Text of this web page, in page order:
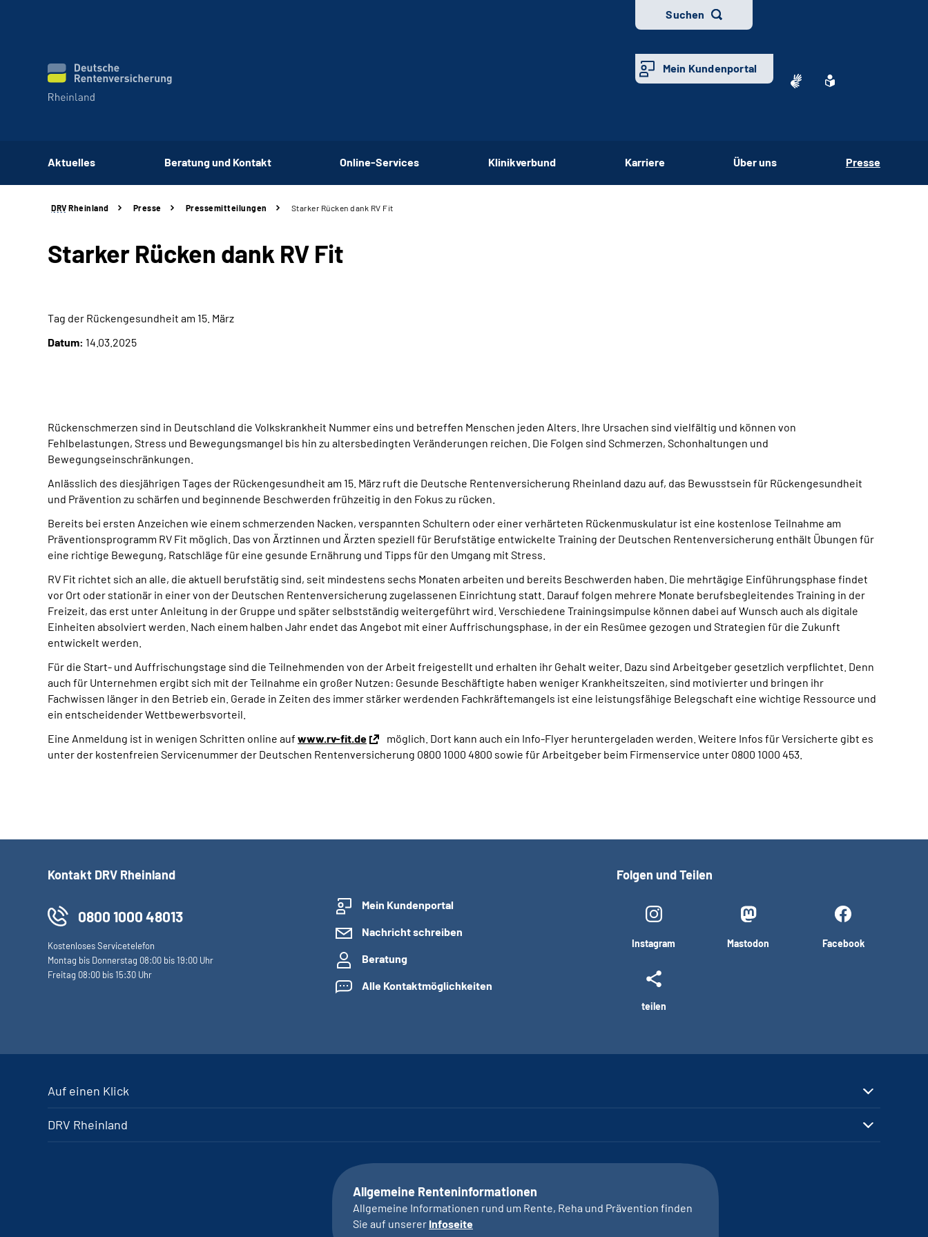
Suchen
Mein Kundenportal
Aktuelles Beratung und Kontakt Online-Services Klinikverbund Karriere Über uns Presse
DRV Rheinland Presse Pressemitteilungen Starker Rücken dank RV Fit
Starker Rücken dank RV Fit
Tag der Rückengesundheit am 15. März
Datum: 14.03.2025
Rückenschmerzen sind in Deutschland die Volkskrankheit Nummer eins und betreffen Menschen jeden Alters. Ihre Ursachen sind vielfältig und können von
Fehlbelastungen, Stress und Bewegungsmangel bis hin zu altersbedingten Veränderungen reichen. Die Folgen sind Schmerzen, Schonhaltungen und
Bewegungseinschränkungen.
Anlässlich des diesjährigen Tages der Rückengesundheit am 15. März ruft die Deutsche Rentenversicherung Rheinland dazu auf, das Bewusstsein für Rückengesundheit
und Prävention zu schärfen und beginnende Beschwerden frühzeitig in den Fokus zu rücken.
Bereits bei ersten Anzeichen wie einem schmerzenden Nacken, verspannten Schultern oder einer verhärteten Rückenmuskulatur ist eine kostenlose Teilnahme am
Präventionsprogramm RV Fit möglich. Das von Ärztinnen und Ärzten speziell für Berufstätige entwickelte Training der Deutschen Rentenversicherung enthält Übungen für
eine richtige Bewegung, Ratschläge für eine gesunde Ernährung und Tipps für den Umgang mit Stress.
RV Fit richtet sich an alle, die aktuell berufstätig sind, seit mindestens sechs Monaten arbeiten und bereits Beschwerden haben. Die mehrtägige Einführungsphase findet
vor Ort oder stationär in einer von der Deutschen Rentenversicherung zugelassenen Einrichtung statt. Darauf folgen mehrere Monate berufsbegleitendes Training in der
Freizeit, das erst unter Anleitung in der Gruppe und später selbstständig weitergeführt wird. Verschiedene Trainingsimpulse können dabei auf Wunsch auch als digitale
Einheiten absolviert werden. Nach einem halben Jahr endet das Angebot mit einer Auffrischungsphase, in der ein Resümee gezogen und Strategien für die Zukunft
entwickelt werden.
Für die Start- und Auffrischungstage sind die Teilnehmenden von der Arbeit freigestellt und erhalten ihr Gehalt weiter. Dazu sind Arbeitgeber gesetzlich verpflichtet. Denn
auch für Unternehmen ergibt sich mit der Teilnahme ein großer Nutzen: Gesunde Beschäftigte haben weniger Krankheitszeiten, sind motivierter und bringen ihr
Fachwissen länger in den Betrieb ein. Gerade in Zeiten des immer stärker werdenden Fachkräftemangels ist eine leistungsfähige Belegschaft eine wichtige Ressource und
ein entscheidender Wettbewerbsvorteil.
Eine Anmeldung ist in wenigen Schritten online auf www.rv-fit.de
möglich. Dort kann auch ein Info-Flyer heruntergeladen werden. Weitere Infos für Versicherte gibt es
unter der kostenfreien Servicenummer der Deutschen Rentenversicherung 0800 1000 4800 sowie für Arbeitgeber beim Firmenservice unter 0800 1000 453.
Kontakt DRV Rheinland
0800 1000 48013
Kostenloses Servicetelefon
Montag bis Donnerstag 08:00 bis 19:00 Uhr
Freitag 08:00 bis 15:30 Uhr
Mein Kundenportal
Nachricht schreiben
Beratung
Alle Kontaktmöglichkeiten
Folgen und Teilen
Instagram Mastodon Facebook
teilen
Auf einen Klick
DRV Rheinland
Allgemeine Renteninformationen
Allgemeine Informationen rund um Rente, Reha und Prävention finden
Sie auf unserer Infoseite